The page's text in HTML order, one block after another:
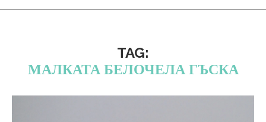
TAG:
МАЛКАТА БЕЛОЧЕЛА ГЪСКА